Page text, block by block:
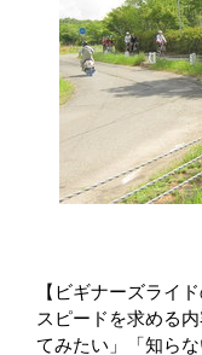
【ビギナーズライド
スピードを求める
てみたい」「知らな